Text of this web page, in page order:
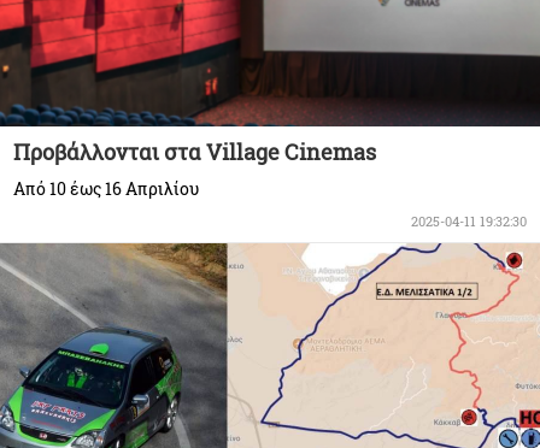
Προβάλλονται στα Village Cinemas
Από 10 έως 16 Απριλίου
2025-04-11 19:32:30